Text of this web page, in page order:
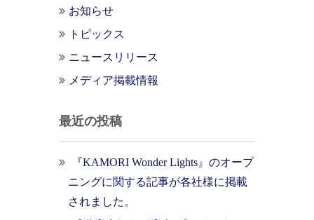
お知らせ
トピックス
ニュースリリース
メディア掲載情報
最近の投稿
『KAMORI Wonder Lights』のオープ
ニングに関する記事が各社様に掲載
されました。